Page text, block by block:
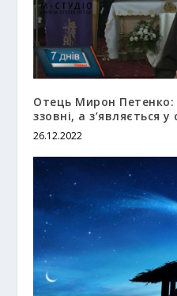
Отець Мирон Петенко:
ззовні, а з’являється у
26.12.2022